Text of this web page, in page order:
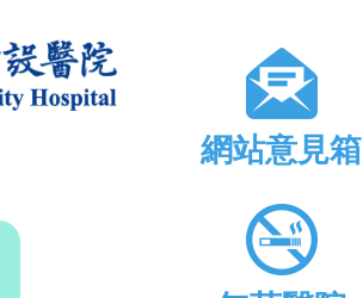
網站意見箱